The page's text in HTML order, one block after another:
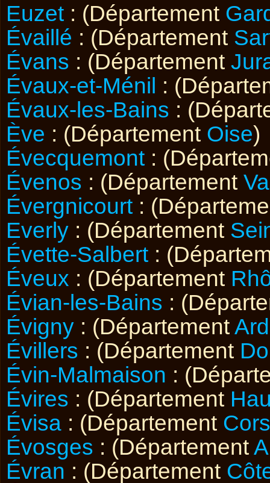
Euzet : (Département
Évaillé : (Département
Évans : (Département
Évaux-et-Ménil :
Évaux-les-Bains :
Ève : (Département Oise)
Évecquemont :
Évenos : (Département
Évergnicourt :
Everly : (Département
Évette-Salbert :
Éveux : (Département
Évian-les-Bains :
Évigny : (Département
Évillers : (Département
Évin-Malmaison :
Évires : (Département
Évisa : (Département
Évosges : (Département
Évran : (Département